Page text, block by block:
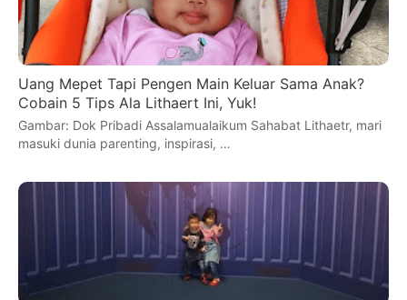
Uang Mepet Tapi Pengen Main Keluar Sama Anak?
Cobain 5 Tips Ala Lithaert Ini, Yuk!
Gambar: Dok Pribadi Assalamualaikum Sahabat Lithaetr, mari
masuki dunia parenting, inspirasi, …